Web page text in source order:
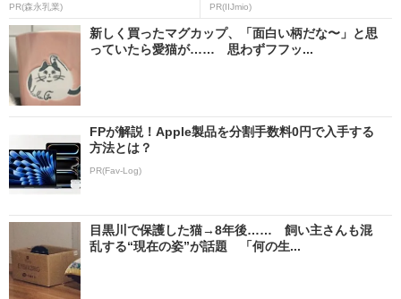
PR(森永乳業) PR(IIJmio)
新しく買ったマグカップ、「面白い柄だな〜」と思
っていたら愛猫が…… 思わずフフッ...
FPが解説！Apple製品を分割手数料0円で入手する
方法とは？
PR(Fav-Log)
目黒川で保護した猫→8年後…… 飼い主さんも混
乱する“現在の姿”が話題 「何の生...